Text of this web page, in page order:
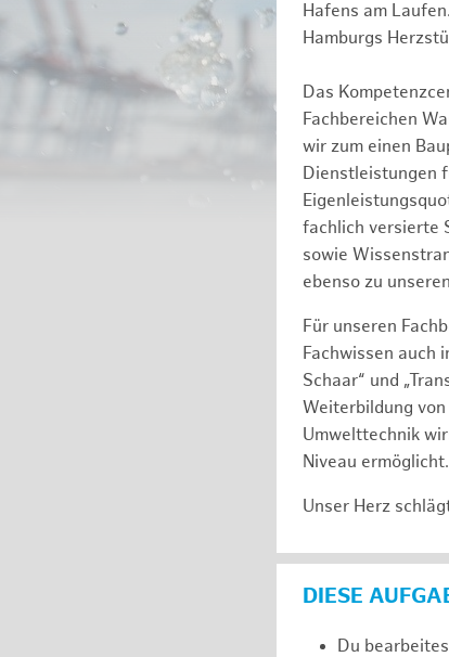
Hafens am
Hamburgs
Das
Fachbereichen
wir zum einen
Dienstleistungen
fachlich versierte
sowie
ebenso zu
Für unseren
Fachwissen auch
Schaar“ und
Weiterbildung
Umwelttechnik
Niveau ermöglicht.
Unser Herz
DIESE
Du